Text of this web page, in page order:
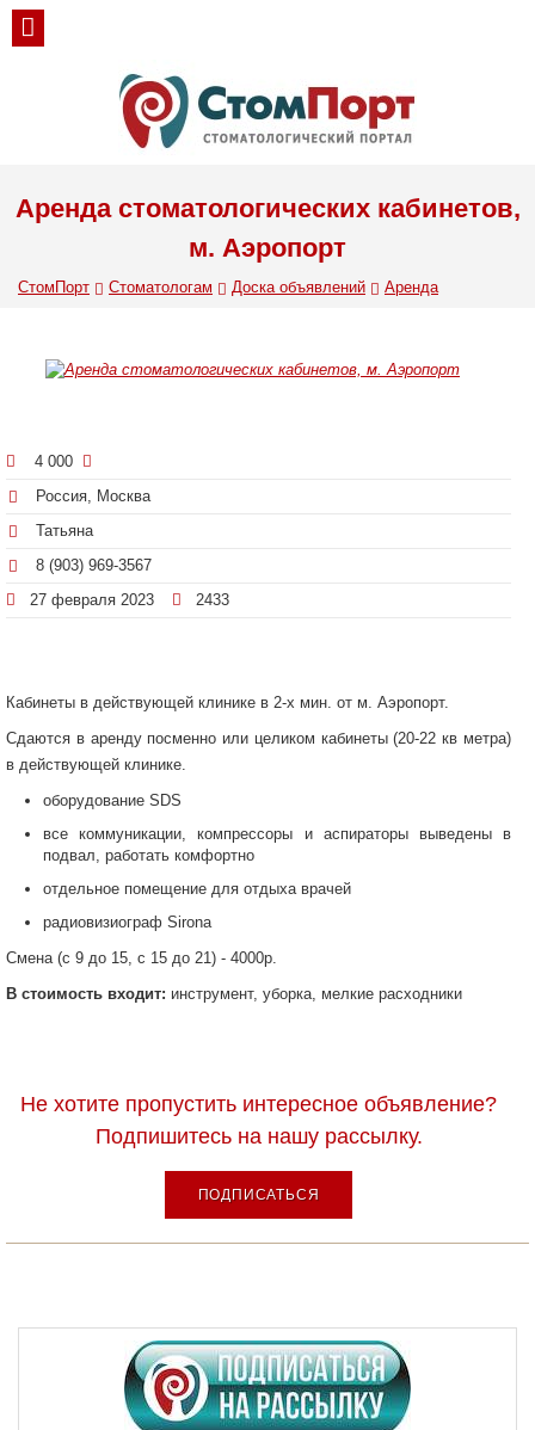
Аренда стоматологических кабинетов,
м. Аэропорт
СтомПорт Стоматологам Доска объявлений Аренда
4 000
Россия, Москва
Татьяна
8 (903) 969-3567
27 февраля 2023
2433
Кабинеты в действующей клинике в 2-х мин. от м. Аэропорт.
Сдаются в аренду посменно или целиком кабинеты (20-22 кв метра)
в действующей клинике.
оборудование SDS
все коммуникации, компрессоры и аспираторы выведены в
подвал, работать комфортно
отдельное помещение для отдыха врачей
радиовизиограф Sirona
Смена (с 9 до 15, с 15 до 21) - 4000р.
В стоимость входит: инструмент, уборка, мелкие расходники
Не хотите пропустить интересное объявление?
Подпишитесь на нашу рассылку.
ПОДПИСАТЬСЯ